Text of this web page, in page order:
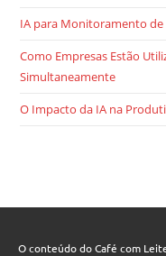
IA para Monitoramento de
Como Empresas Estão
Simultaneamente
O Impacto da IA na
O conteúdo do Café com